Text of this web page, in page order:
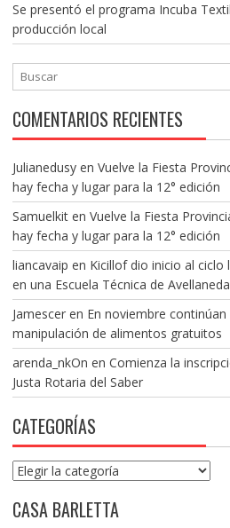
Se presentó el programa Incuba
producción local
COMENTARIOS RECIENTES
Julianedusyen Vuelve la Fiesta
hay fecha y lugar para la 12° edición
Samuelkiten Vuelve la Fiesta
hay fecha y lugar para la 12° edición
liancavaip en Kicillof dio inicio al ciclo
en una Escuela Técnica de Avellaneda
Jamesceren En noviembre
manipulación de alimentos gratuitos
arenda_nkOn en Comienza la
Justa Rotaria del Saber
CATEGORÍAS
Categorías
CASA BARLETTA